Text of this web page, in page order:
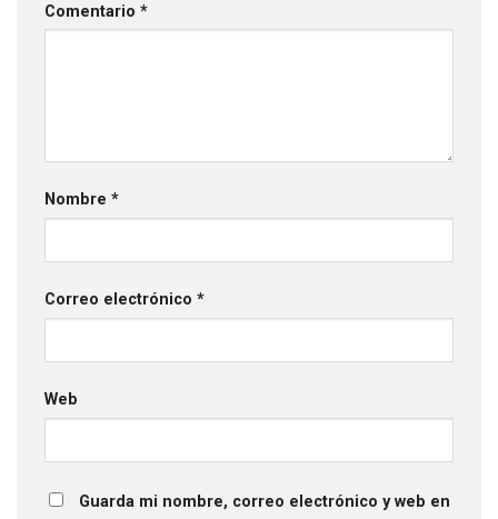
Comentario *
Nombre *
Correo electrónico *
Web
Guarda mi nombre, correo electrónico y web en